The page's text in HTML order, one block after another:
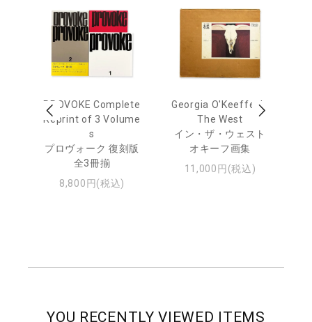
PROVOKE Complete
Reprint of 3 Volume
s
プロヴォーク 復刻版
全3冊揃
8,800円(税込)
Georgia O'Keeffe: In
The West
イン・ザ・ウェスト
オキーフ画集
11,000円(税込)
YOU RECENTLY VIEWED ITEMS